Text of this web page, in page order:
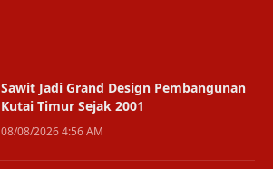
Sawit Jadi Grand Design Pembangunan
Kutai Timur Sejak 2001
08/08/2026 4:56 AM